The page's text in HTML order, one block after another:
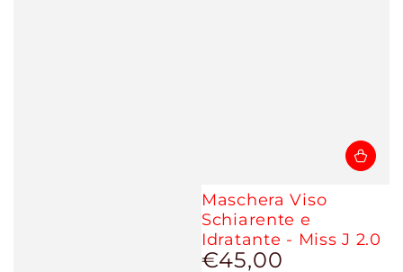
Maschera Viso
Schiarente e
Idratante - Miss J 2.0
Prezzo
€45,00